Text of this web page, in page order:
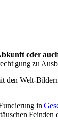
oder
zu
den Welt-
in
Feinden